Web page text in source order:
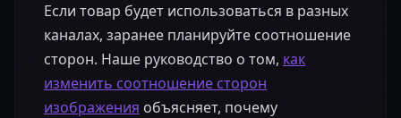
Если товар будет использоваться в разных
каналах, заранее планируйте соотношение
сторон. Наше руководство о том, как
изменить соотношение сторон
изображения объясняет, почему